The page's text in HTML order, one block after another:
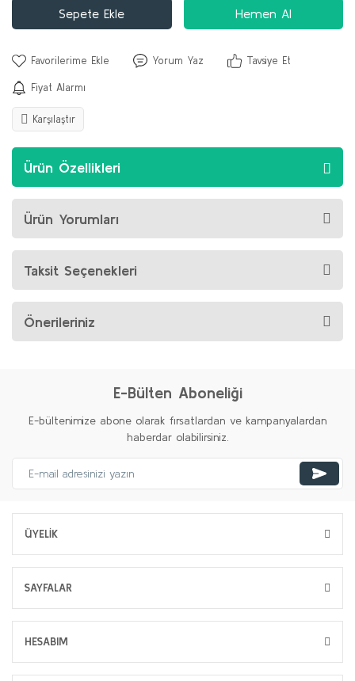
Sepete Ekle Hemen Al
Yorum Yaz Tavsiye Et
Fiyat Alarmı
Karşılaştır
Ürün Özellikleri
Ürün Yorumları
Taksit Seçenekleri
Önerileriniz
E-Bülten Aboneliği
E-bültenimize abone olarak fırsatlardan ve kampanyalardan
haberdar olabilirsiniz.
ÜYELİK
SAYFALAR
HESABIM